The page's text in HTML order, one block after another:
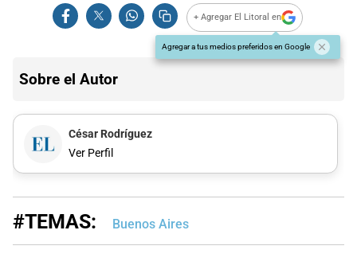
+ Agregar El Litoral en
Agregar a tus medios preferidos en Google
Sobre el Autor
César Rodríguez
Ver Perfil
#TEMAS: Buenos Aires